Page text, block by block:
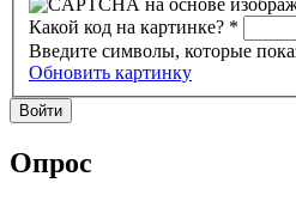
Какой код на картинке? *
Введите символы, которые
Обновить картинку
Опрос